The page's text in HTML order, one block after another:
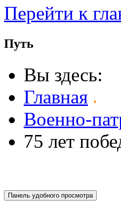
Перейти к
Путь
Вы здесь:
Главная
Военно-
75 лет
Панель удобного просмотра